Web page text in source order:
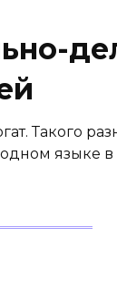
Такого
языке в